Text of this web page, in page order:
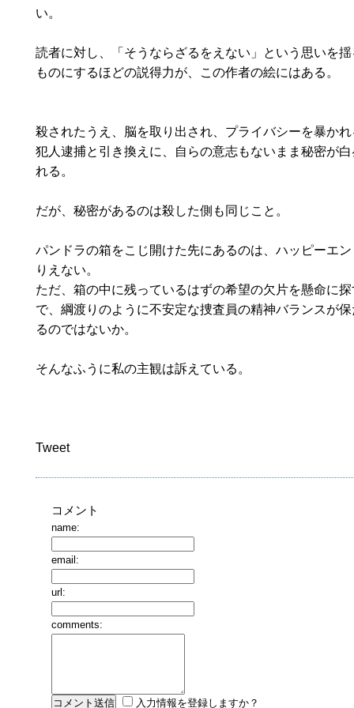
い。
読者に対し、「そうならざるをえない」という思いを
ものにするほどの説得力が、この作者の絵にはある。
殺されたうえ、脳を取り出され、プライバシーを暴か
犯人逮捕と引き換えに、自らの意志もないまま秘密が
れる。
だが、秘密があるのは殺した側も同じこと。
パンドラの箱をこじ開けた先にあるのは、ハッピーエ
りえない。
ただ、箱の中に残っているはずの希望の欠片を懸命に
で、綱渡りのように不安定な捜査員の精神バランスが
るのではないか。
そんなふうに私の主観は訴えている。
Tweet
コメント
name:
email:
url:
comments:
入力情報を登録しますか？